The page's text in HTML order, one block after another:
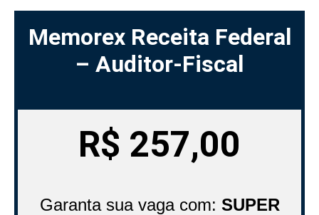
Memorex Receita Federal
– Auditor-Fiscal
R$ 257,00
Garanta sua vaga com: SUPER